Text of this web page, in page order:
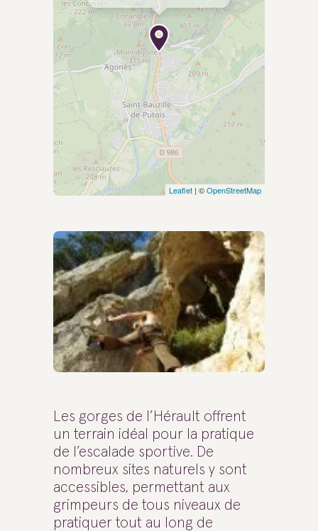
Leaflet | ©OpenStreetMap
Les gorges de l’Hérault offrent
un terrain idéal pour la pratique
de l’escalade sportive. De
nombreux sites naturels y sont
accessibles, permettant aux
grimpeurs de tous niveaux de
pratiquer tout au long de